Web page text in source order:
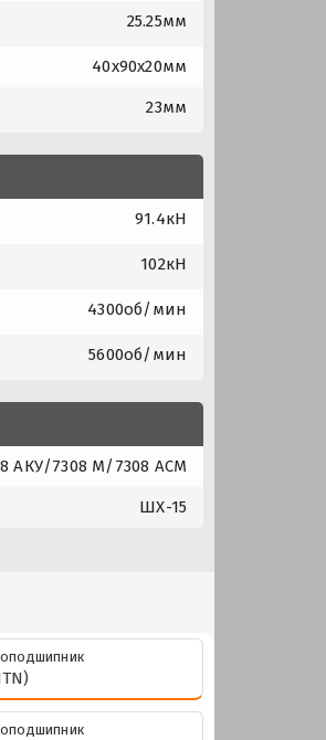
25.25мм
40x90x20мм
23мм
91.4кН
102кН
4300об/мин
5600об/мин
АКУ/7308 М/7308 АСМ
ШХ-15